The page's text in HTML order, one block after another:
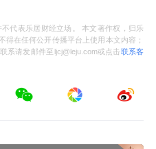
代表乐居财经立场。 本文著作权，归乐
得在任何公开传播平台上使用本文内容；
系请发邮件至ljcj@leju.com或点击联系客